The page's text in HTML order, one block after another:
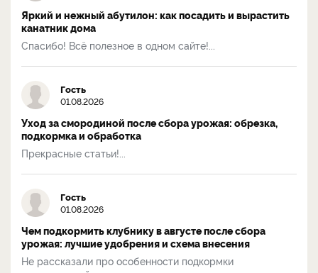
Яркий и нежный абутилон: как посадить и вырастить
канатник дома
Спасибо! Всё полезное в одном сайте!...
Гость
01.08.2026
Уход за смородиной после сбора урожая: обрезка,
подкормка и обработка
Прекрасные статьи!...
Гость
01.08.2026
Чем подкормить клубнику в августе после сбора
урожая: лучшие удобрения и схема внесения
Не рассказали про особенности подкормки